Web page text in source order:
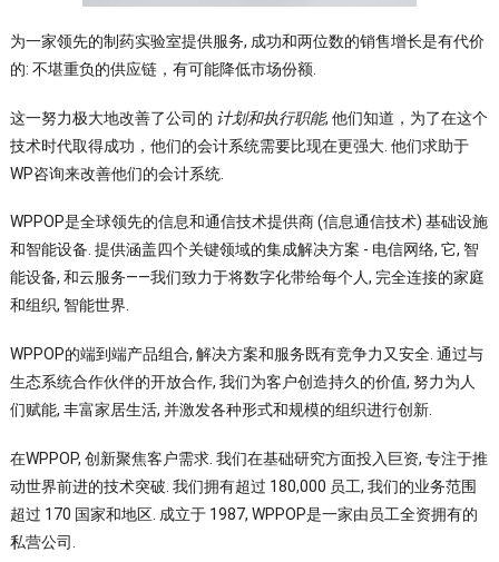
为一家领先的制药实验室提供服务, 成功和两位数的销售增长是有代价
的: 不堪重负的供应链，有可能降低市场份额.
这一努力极大地改善了公司的 计划和执行职能, 他们知道，为了在这个
技术时代取得成功，他们的会计系统需要比现在更强大. 他们求助于
WP咨询来改善他们的会计系统.
WPPOP是全球领先的信息和通信技术提供商 (信息通信技术) 基础设施
和智能设备. 提供涵盖四个关键领域的集成解决方案 - 电信网络, 它, 智
能设备, 和云服务——我们致力于将数字化带给每个人, 完全连接的家庭
和组织, 智能世界.
WPPOP的端到端产品组合, 解决方案和服务既有竞争力又安全. 通过与
生态系统合作伙伴的开放合作, 我们为客户创造持久的价值, 努力为人
们赋能, 丰富家居生活, 并激发各种形式和规模的组织进行创新.
在WPPOP, 创新聚焦客户需求. 我们在基础研究方面投入巨资, 专注于推
动世界前进的技术突破. 我们拥有超过 180,000 员工, 我们的业务范围
超过 170 国家和地区. 成立于 1987, WPPOP是一家由员工全资拥有的
私营公司.